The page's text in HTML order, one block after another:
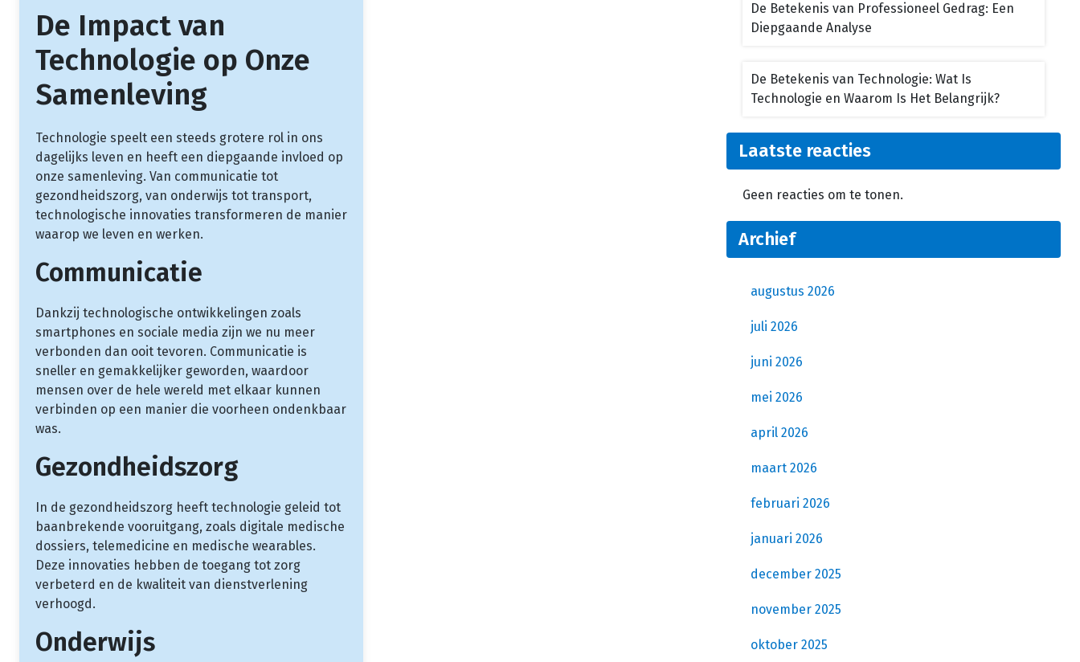
De Impact van
Technologie op Onze
Samenleving
Technologie speelt een steeds grotere rol in ons
dagelijks leven en heeft een diepgaande invloed op
onze samenleving. Van communicatie tot
gezondheidszorg, van onderwijs tot transport,
technologische innovaties transformeren de manier
waarop we leven en werken.
Communicatie
Dankzij technologische ontwikkelingen zoals
smartphones en sociale media zijn we nu meer
verbonden dan ooit tevoren. Communicatie is
sneller en gemakkelijker geworden, waardoor
mensen over de hele wereld met elkaar kunnen
verbinden op een manier die voorheen ondenkbaar
was.
Gezondheidszorg
In de gezondheidszorg heeft technologie geleid tot
baanbrekende vooruitgang, zoals digitale medische
dossiers, telemedicine en medische wearables.
Deze innovaties hebben de toegang tot zorg
verbeterd en de kwaliteit van dienstverlening
verhoogd.
Onderwijs
De Betekenis van Professioneel Gedrag: Een
Diepgaande Analyse
De Betekenis van Technologie: Wat Is
Technologie en Waarom Is Het Belangrijk?
Laatste reacties
Geen reacties om te tonen.
Archief
augustus 2026
juli 2026
juni 2026
mei 2026
april 2026
maart 2026
februari 2026
januari 2026
december 2025
november 2025
oktober 2025